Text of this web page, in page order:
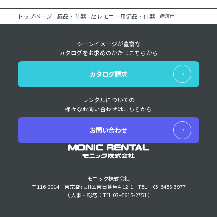
トップページ 備品・什器 セレモニー用備品・什器 講演台
モニック株式会社
〒116-0014 東京都荒川区東日暮里4-12-1
TEL 03-6458-3977
（ 人事・総務：TEL 03–5615-2751 ）
シーンイメージが豊富な
カタログをお求めのかたはこちらから
カタログ請求
レンタルについての
様々なお問い合わせはこちらから
お問い合わせ